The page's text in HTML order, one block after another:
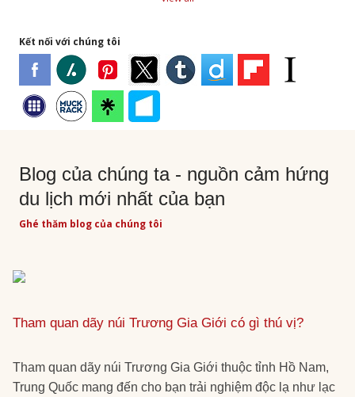
Kết nối với chúng tôi
Blog của chúng ta - nguồn cảm hứng
du lịch mới nhất của bạn
Ghé thăm blog của chúng tôi
Tham quan dãy núi Trương Gia Giới có gì thú vị?
Tham quan dãy núi Trương Gia Giới thuộc tỉnh Hồ Nam,
Trung Quốc mang đến cho bạn trải nghiệm độc lạ như lạc